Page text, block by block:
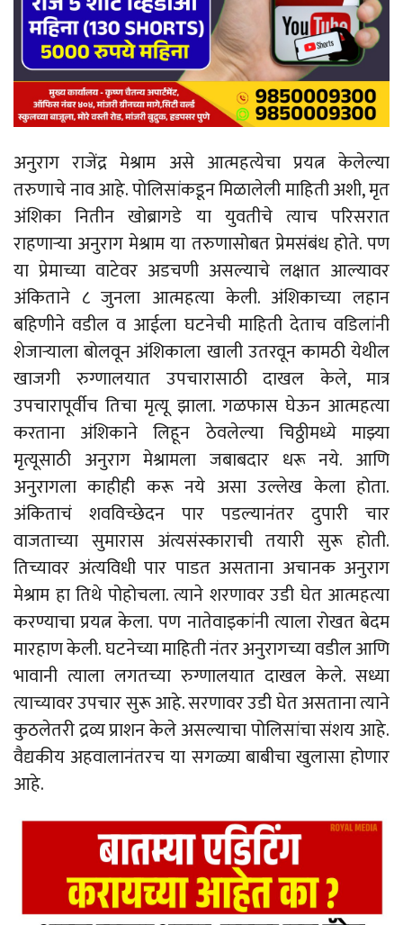
अनुराग राजेंद्र मेश्राम असे आत्महत्येचा प्रयत्न केलेल्या
तरुणाचे नाव आहे. पोलिसांकडून मिळालेली माहिती अशी, मृत
अंशिका नितीन खोब्रागडे या युवतीचे त्याच परिसरात
राहणाऱ्या अनुराग मेश्राम या तरुणासोबत प्रेमसंबंध होते. पण
या प्रेमाच्या वाटेवर अडचणी असल्याचे लक्षात आल्यावर
अंकिताने ८ जुनला आत्महत्या केली. अंशिकाच्या लहान
बहिणीने वडील व आईला घटनेची माहिती देताच वडिलांनी
शेजाऱ्याला बोलवून अंशिकाला खाली उतरवून कामठी येथील
खाजगी रुग्णालयात उपचारासाठी दाखल केले, मात्र
उपचारापूर्वीच तिचा मृत्यू झाला. गळफास घेऊन आत्महत्या
करताना अंशिकाने लिहून ठेवलेल्या चिठ्ठीमध्ये माझ्या
मृत्यूसाठी अनुराग मेश्रामला जबाबदार धरू नये. आणि
अनुरागला काहीही करू नये असा उल्लेख केला होता.
अंकिताचं शवविच्छेदन पार पडल्यानंतर दुपारी चार
वाजताच्या सुमारास अंत्यसंस्काराची तयारी सुरू होती.
तिच्यावर अंत्यविधी पार पाडत असताना अचानक अनुराग
मेश्राम हा तिथे पोहोचला. त्याने शरणावर उडी घेत आत्महत्या
करण्याचा प्रयत्न केला. पण नातेवाइकांनी त्याला रोखत बेदम
मारहाण केली. घटनेच्या माहिती नंतर अनुरागच्या वडील आणि
भावानी त्याला लगतच्या रुग्णालयात दाखल केले. सध्या
त्याच्यावर उपचार सुरू आहे. सरणावर उडी घेत असताना त्याने
कुठलेतरी द्रव्य प्राशन केले असल्याचा पोलिसांचा संशय आहे.
वैद्यकीय अहवालानंतरच या सगळ्या बाबीचा खुलासा होणार
आहे.